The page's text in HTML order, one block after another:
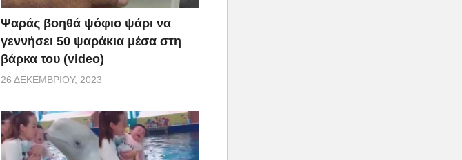
Ψαράς βοηθά ψόφιο ψάρι να
γεννήσει 50 ψαράκια μέσα στη
βάρκα του (video)
26 ΔΕΚΕΜΒΡΊΟΥ, 2023